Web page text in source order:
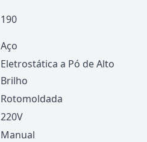
190
Aço
Eletrostática a Pó de Alto
Brilho
Rotomoldada
220V
Manual